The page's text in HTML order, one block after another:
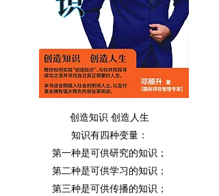
创造知识 创造人生
知识有四种变量：
第一种是可供研究的知识；
第二种是可供学习的知识；
第三种是可供传播的知识；